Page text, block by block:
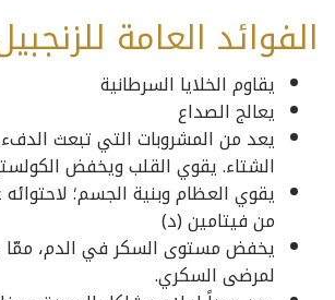
الفوائد العامة
يقاوم الخلايا السرطانية
يعالج الصداع
يعد من المشروبات التي تبعث
الشتاء. يقوي القلب ويخفض
يقوي العظام وبنية الجسم؛
من فيتامين (د)
يخفض مستوى السكر في الدم، ممّا
لمرضى السكري.